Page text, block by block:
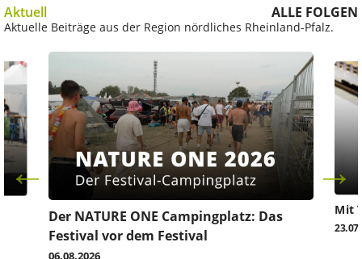
Aktuell ALLE FOLGEN
Aktuelle Beiträge aus der Region nördliches Rheinland-Pfalz.
Der NATURE ONE Campingplatz: Das
Festival vor dem Festival
06.08.2026
Mit